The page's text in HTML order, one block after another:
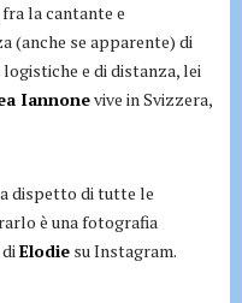
la cantante e
(anche se apparente) di
e di distanza, lei
Iannonevive in Svizzera,
dispetto di tutte le
è una fotografia
Elodie su Instagram.